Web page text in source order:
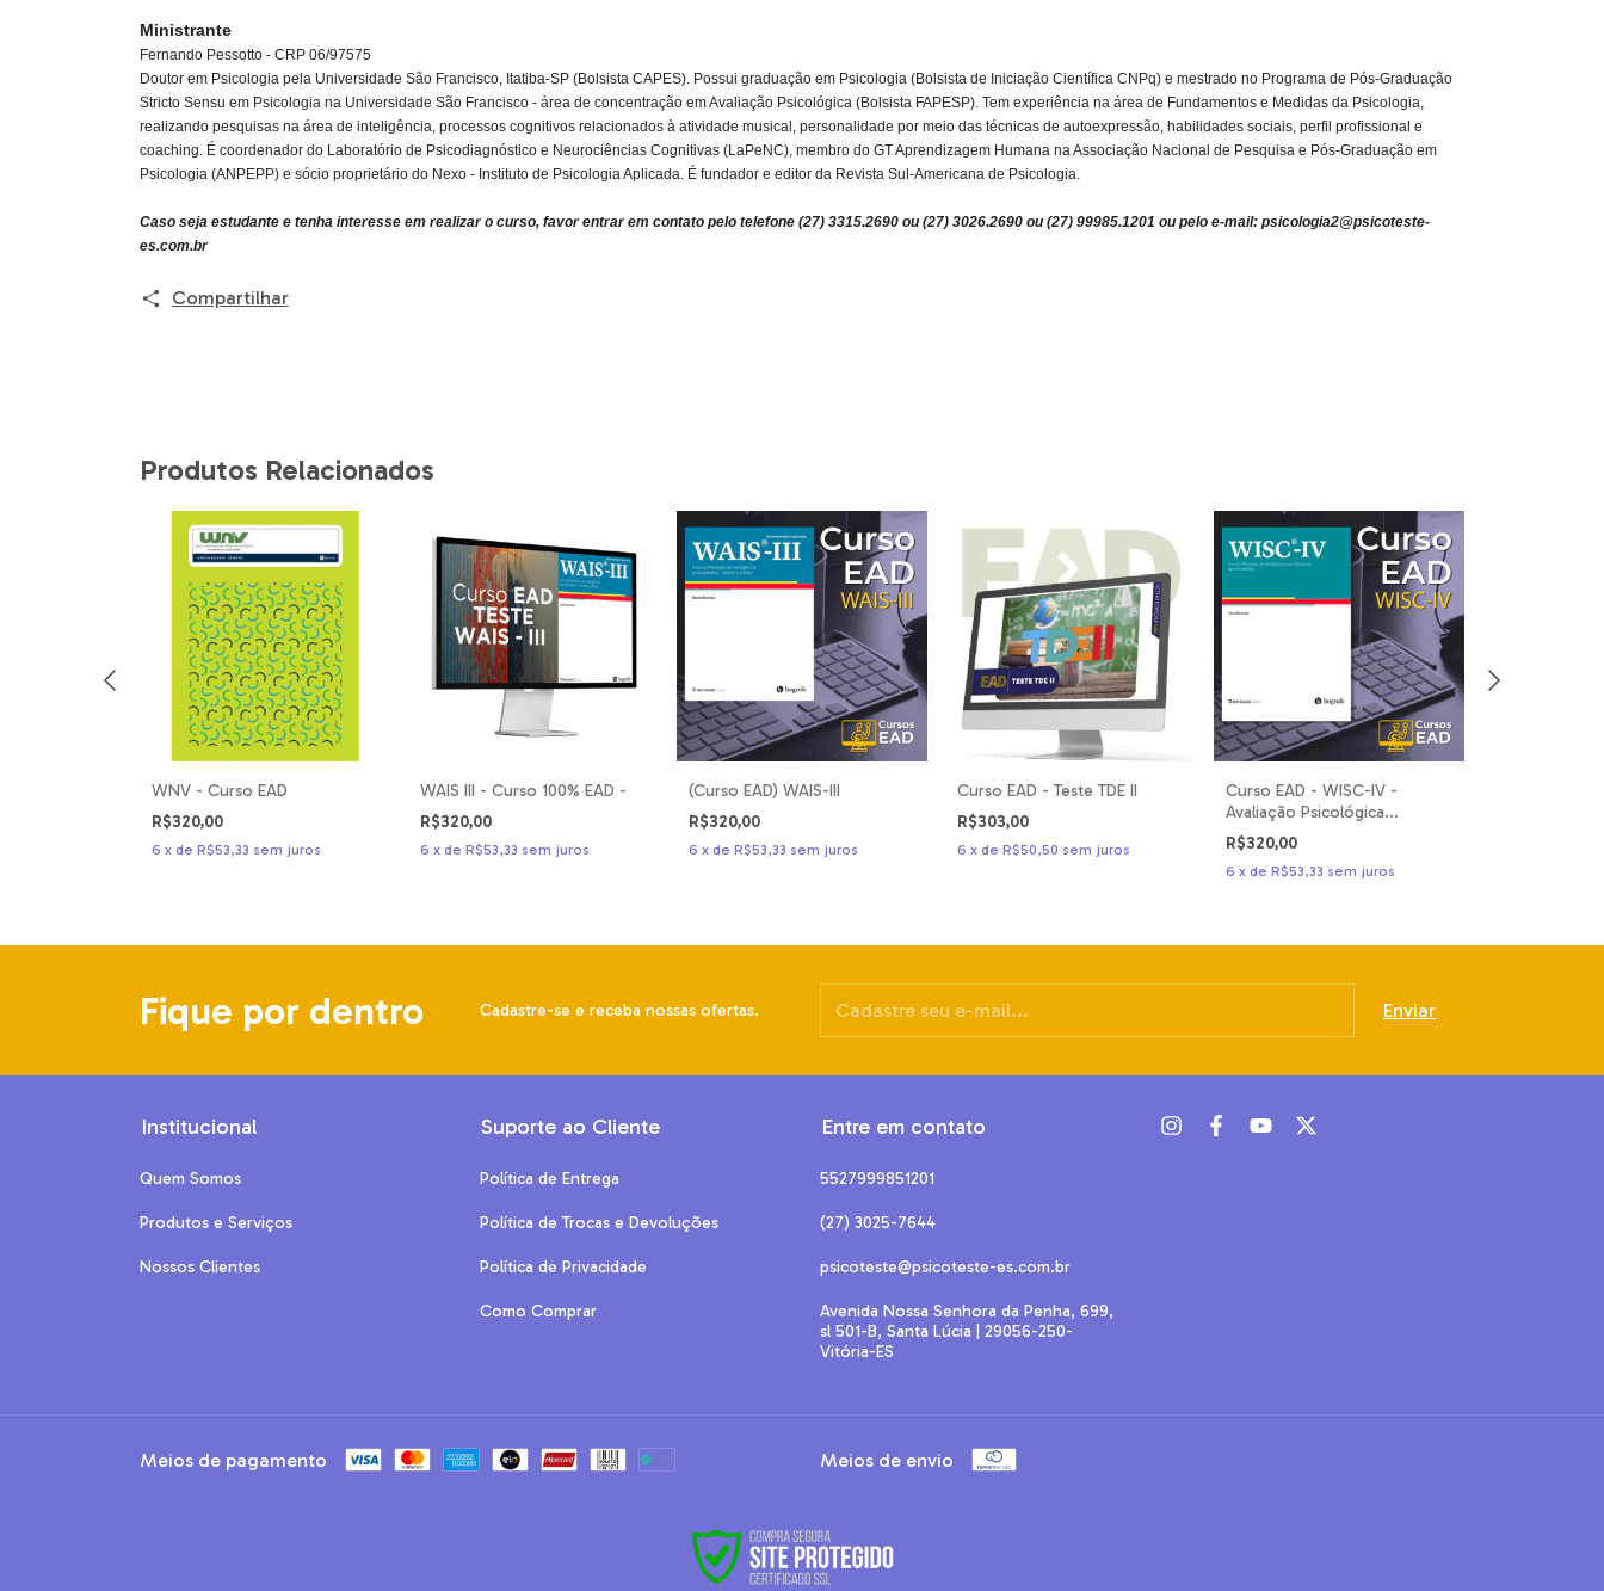
Ministrante
Fernando Pessotto - CRP 06/97575
Doutor em Psicologia pela Universidade São Francisco, Itatiba-SP (Bolsista CAPES). Possui graduação em Psicologia (Bolsista de Iniciação Científica CNPq) e mestrado no Programa de Pós-Graduação
Stricto Sensu em Psicologia na Universidade São Francisco - área de concentração em Avaliação Psicológica (Bolsista FAPESP). Tem experiência na área de Fundamentos e Medidas da Psicologia,
realizando pesquisas na área de inteligência, processos cognitivos relacionados à atividade musical, personalidade por meio das técnicas de autoexpressão, habilidades sociais, perfil profissional e
coaching. É coordenador do Laboratório de Psicodiagnóstico e Neurociências Cognitivas (LaPeNC), membro do GT Aprendizagem Humana na Associação Nacional de Pesquisa e Pós-Graduação em
Psicologia (ANPEPP) e sócio proprietário do Nexo - Instituto de Psicologia Aplicada. É fundador e editor da Revista Sul-Americana de Psicologia.
Caso seja estudante e tenha interesse em realizar o curso, favor entrar em contato pelo telefone (27) 3315.2690 ou (27) 3026.2690 ou (27) 99985.1201 ou pelo e-mail: psicologia2@psicoteste-
es.com.br
Compartilhar
Produtos Relacionados
WNV - Curso EAD
R$320,00
6 x de R$53,33 sem juros
WAIS III - Curso 100% EAD -
R$320,00
6 x de R$53,33 sem juros
(Curso EAD) WAIS-III
R$320,00
6 x de R$53,33 sem juros
Curso EAD - Teste TDE II
R$303,00
6 x de R$50,50 sem juros
Curso EAD - WISC-IV -
Avaliação Psicológica
Profissional
R$320,00
6 x de R$53,33 sem juros
Fique por dentro Cadastre-se e receba nossas ofertas.
Institucional
Quem Somos
Produtos e Serviços
Nossos Clientes
Suporte ao Cliente
Política de Entrega
Política de Trocas e Devoluções
Política de Privacidade
Como Comprar
Entre em contato
5527999851201
(27) 3025-7644
psicoteste@psicoteste-es.com.br
Avenida Nossa Senhora da Penha, 699,
sl 501-B, Santa Lúcia | 29056-250-
Vitória-ES
Meios de pagamento Meios de envio